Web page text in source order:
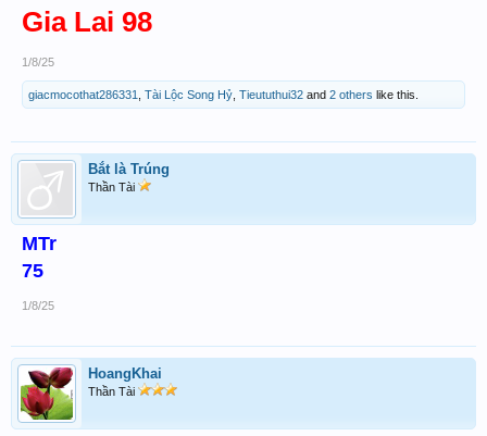
Gia Lai 98
1/8/25
giacmocothat286331 Tài Lộc Song Hỷ Tieututhui32 and 2 others like this.
Bắt là Trúng
Thần Tài
MTr
75
1/8/25
HoangKhai
Thần Tài